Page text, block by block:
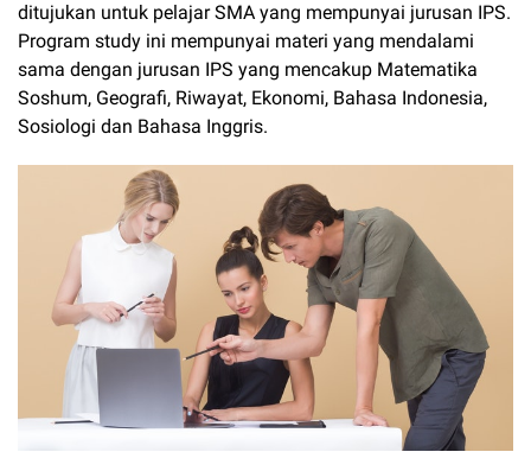
ditujukan untuk pelajar SMA yang mempunyai jurusan IPS.
Program study ini mempunyai materi yang mendalami
sama dengan jurusan IPS yang mencakup Matematika
Soshum, Geografi, Riwayat, Ekonomi, Bahasa Indonesia,
Sosiologi dan Bahasa Inggris.